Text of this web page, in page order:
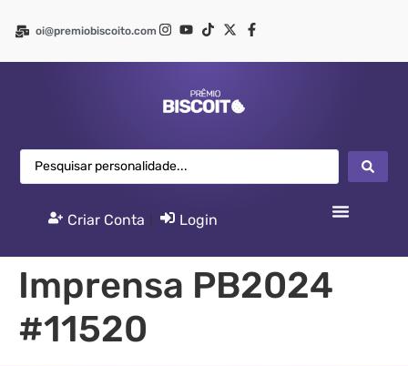
oi@premiobiscoito.com
Criar Conta Login
Imprensa PB2024
#11520